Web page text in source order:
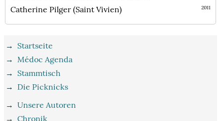
2011
Catherine Pilger (Saint Vivien)
→ Startseite
→Médoc Agenda
→ Stammtisch
→ Die Picknicks
→Unsere Autoren
→Chronik